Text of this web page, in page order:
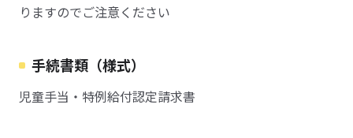
りますのでご注意ください
手続書類（様式）
児童手当・特例給付認定請求書